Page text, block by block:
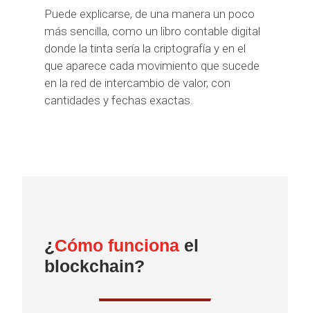
Puede explicarse, de una manera un poco
más sencilla, como un libro contable digital
donde la tinta sería la criptografía y en el
que aparece cada movimiento que sucede
en la red de intercambio de valor, con
cantidades y fechas exactas.
¿ Cómo funciona el
blockchain?